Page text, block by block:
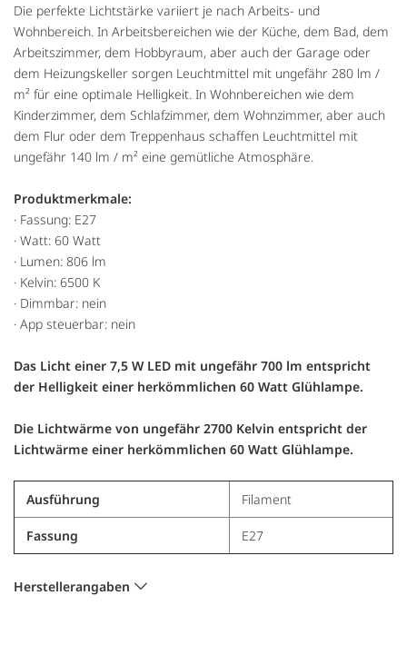
Die perfekte Lichtstärke variiert je nach Arbeits- und
Wohnbereich. In Arbeitsbereichen wie der Küche, dem Bad, dem
Arbeitszimmer, dem Hobbyraum, aber auch der Garage oder
dem Heizungskeller sorgen Leuchtmittel mit ungefähr 280 lm /
m² für eine optimale Helligkeit. In Wohnbereichen wie dem
Kinderzimmer, dem Schlafzimmer, dem Wohnzimmer, aber auch
dem Flur oder dem Treppenhaus schaffen Leuchtmittel mit
ungefähr 140 lm / m² eine gemütliche Atmosphäre.
Produktmerkmale:
· Fassung: E27
· Watt: 60 Watt
· Lumen: 806 lm
· Kelvin: 6500 K
· Dimmbar: nein
· App steuerbar: nein
Das Licht einer 7,5 W LED mit ungefähr 700 lm entspricht
der Helligkeit einer herkömmlichen 60 Watt Glühlampe.
Die Lichtwärme von ungefähr 2700 Kelvin entspricht der
Lichtwärme einer herkömmlichen 60 Watt Glühlampe.
Ausführung Filament
Fassung E27
Herstellerangaben